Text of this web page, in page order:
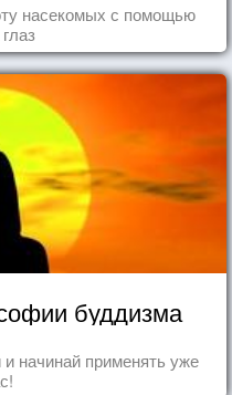
насекомых с помощью
буддизма
начинай применять уже